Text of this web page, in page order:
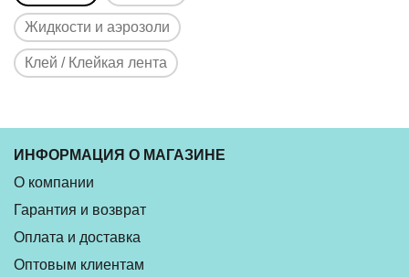
Жидкости и аэрозоли
Клей / Клейкая лента
ИНФОРМАЦИЯ О МАГАЗИНЕ
О компании
Гарантия и возврат
Оплата и доставка
Оптовым клиентам